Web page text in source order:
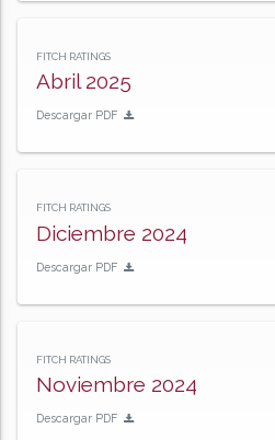
FITCH RATINGS
Abril 2025
Descargar PDF
FITCH RATINGS
Diciembre 2024
Descargar PDF
FITCH RATINGS
Noviembre 2024
Descargar PDF